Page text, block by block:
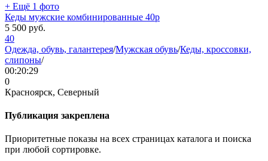
+ Ещё 1 фото
Кеды мужские комбинированные 40р
5 500 руб.
40
Одежда, обувь, галантерея/Мужская обувь/Кеды, кроссовки,
слипоны/
00:20:29
0
Красноярск, Северный
Публикация закреплена
Приоритетные показы на всех страницах каталога и поиска
при любой сортировке.